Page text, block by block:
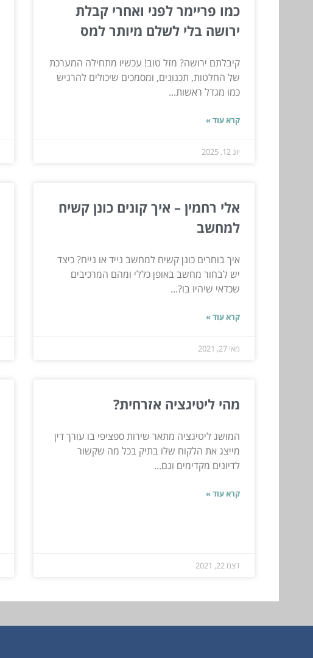
כמו פריימר לפני ואחרי קבלת
ירושה בלי לשלם מיותר למס
קיבלתם ירושה? מזל טוב! עכשיו מתחילה המערכת
של החלטות, תכנונים, ומסמכים שיכולים להרגיש
כמו מגדל ראשות...
קרא עוד »
יונ 12, 2025
אלי רחמין – איך קונים כונן קשיח
למחשב
איך בוחרים כונן קשיח למחשב נייד או נייח? כיצד
יש לבחור מחשב באופן כללי ומהם המרכיבים
שכדאי שיהיו בו?...
קרא עוד »
מאי 27, 2021
מהי ליטיגציה אזרחית?
המושג ליטיגציה מתאר שירות ספציפי בו עורך דין
מייצג את הלקוח שלו בתיק בכל מה שקשור
לדיונים מקדימים וגם...
קרא עוד »
דצמ 22, 2021